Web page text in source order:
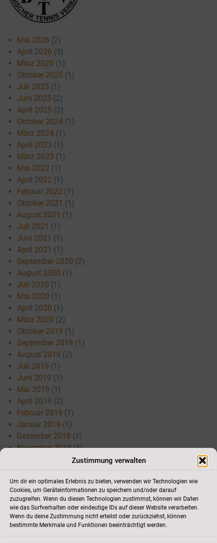
Zustimmung verwalten
Um dir ein optimales Erlebnis zu bieten, verwenden wir Technologien wie
Cookies, um Geräteinformationen zu speichern und/oder darauf
zuzugreifen. Wenn du diesen Technologien zustimmst, können wir Daten
wie das Surfverhalten oder eindeutige IDs auf dieser Website verarbeiten.
Wenn du deine Zustimmung nicht erteilst oder zurückziehst, können
bestimmte Merkmale und Funktionen beeinträchtigt werden.
Mai 2026 (2)
April 2026 (3)
März 2026 (1)
Oktober 2025 (1)
Juli 2025 (1)
Juni 2025 (2)
April 2025 (3)
Oktober 2024 (1)
März 2024 (1)
April 2023 (1)
März 2023 (1)
Mai 2022 (1)
April 2022 (1)
Februar 2022 (1)
Oktober 2021 (1)
August 2021 (1)
Juli 2021 (1)
Juni 2021 (1)
April 2021 (1)
September 2020 (2)
August 2020 (1)
Juli 2020 (1)
Mai 2020 (1)
April 2020 (1)
März 2020 (2)
Oktober 2019 (1)
September 2019 (1)
August 2019 (2)
Juli 2019 (1)
Juni 2019 (1)
Mai 2019 (1)
April 2019 (2)
Februar 2019 (1)
Januar 2019 (1)
Dezember 2018 (1)
November 2018(3)
April 2018(3)
März 2018(1)
Januar 2018(1)